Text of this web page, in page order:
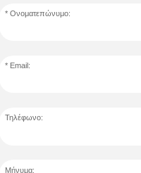
Ονοματεπώνυμο:
Email:
Τηλέφωνο:
Μήνυμα: